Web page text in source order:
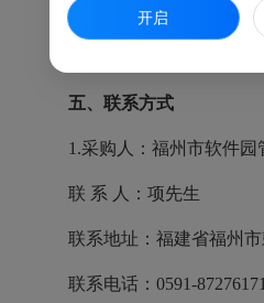
四、其他补充事宜
/
五、联系方式
1.采购人：福州市软件园
联 系 人：项先生
联系地址：福建省福州市
联系电话：0591-
开启